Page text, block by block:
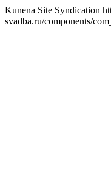
Kunena Site Syndication
svadba.ru/components/